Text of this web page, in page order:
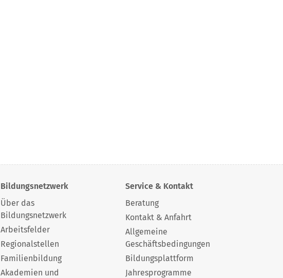
Bildungsnetzwerk
Über das
Bildungsnetzwerk
Arbeitsfelder
Regionalstellen
Familienbildung
Akademien und
Service & Kontakt
Beratung
Kontakt & Anfahrt
Allgemeine
Geschäftsbedingungen
Bildungsplattform
Jahresprogramme